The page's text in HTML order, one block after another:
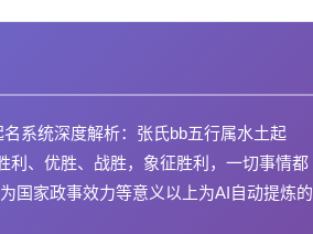
系统深度解析：张氏bb五行属水土起
利、优胜、战胜，象征胜利，一切事情都
国家政事效力等意义以上为AI自动提炼的